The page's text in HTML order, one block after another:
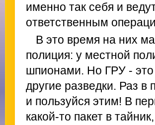
именно так себя и
ответственным
В это время на них
полиция: у местной
шпионами. Но ГРУ - это
другие разведки. Раз в
и пользуйся этим! В
какой-то пакет в